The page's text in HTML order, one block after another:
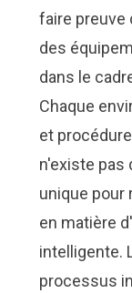
faire preuve
des
dans le
Chaque
et
n'existe pas
unique pour
en matière
intelligente.
processus